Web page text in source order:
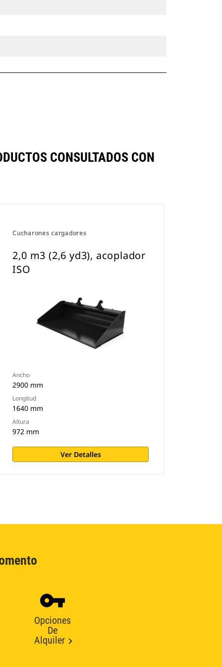
CONSULTADOS CON
Cucharones cargadores
2,0 m3 (2,6 yd3), acoplador
ISO
Ancho
2900 mm
Longitud
1640 mm
Altura
972 mm
Ver Detalles
Opciones
De
Alquiler